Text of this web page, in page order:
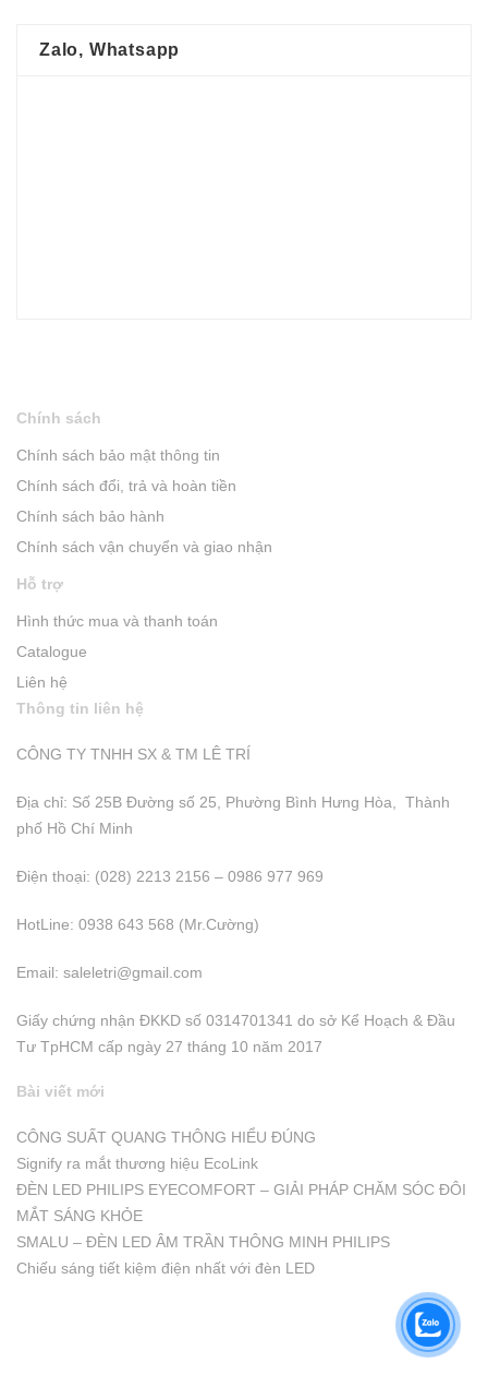
Zalo, Whatsapp
Chính sách
Chính sách bảo mật thông tin
Chính sách đổi, trả và hoàn tiền
Chính sách bảo hành
Chính sách vận chuyển và giao nhận
Hỗ trợ
Hình thức mua và thanh toán
Catalogue
Liên hệ
Thông tin liên hệ
CÔNG TY TNHH SX & TM LÊ TRÍ
Địa chỉ: Số 25B Đường số 25, Phường Bình Hưng Hòa, Thành
phố Hồ Chí Minh
Điện thoại: (028) 2213 2156 – 0986 977 969
HotLine: 0938 643 568 (Mr.Cường)
Email: saleletri@gmail.com
Giấy chứng nhận ĐKKD số 0314701341 do sở Kể Hoạch & Đầu
Tư TpHCM cấp ngày 27 tháng 10 năm 2017
Bài viết mới
CÔNG SUẤT QUANG THÔNG HIỂU ĐÚNG
Signify ra mắt thương hiệu EcoLink
ĐÈN LED PHILIPS EYECOMFORT – GIẢI PHÁP CHĂM SÓC ĐÔI
MẮT SÁNG KHỎE
SMALU – ĐÈN LED ÂM TRẦN THÔNG MINH PHILIPS
Chiếu sáng tiết kiệm điện nhất với đèn LED